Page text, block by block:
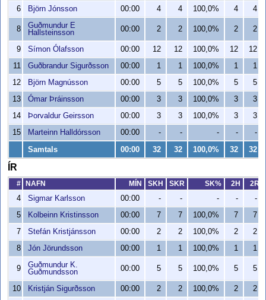
6
Björn Jónsson 00:00 4 4 100,0% 4 4
8
Guðmundur E
Hallsteinsson
00:00 2 2 100,0% 2 2
9 Símon Ólafsson 00:00 12 12 100,0% 12
12
11
Guðbrandur Sigurðsson 00:00 1 1 100,0% 1
1
12
Björn Magnússon 00:00 5 5 100,0% 5
5
13
Ómar Þráinsson 00:00 3 3 100,0% 3
3
14
Þorvaldur Geirsson 00:00 3 3 100,0% 3
3
15
Marteinn Halldórsson 00:00 - - - - -
Samtals 00:00 32 32 100,0% 32 32
ÍR
# NAFN MÍN SKH SKR SK% 2H
2R
4
Sigmar Karlsson 00:00 - - - -
-
5
Kolbeinn Kristinsson 00:00 7 7 100,0% 7
7
7
Stefán Kristjánsson 00:00 2 2 100,0% 2
2
8
Jón Jörundsson 00:00 1 1 100,0% 1 1
9
Guðmundur K.
Guðmundsson
00:00 5 5 100,0% 5 5
10 Kristján Sigurðsson 00:00 2 2 100,0% 2 2